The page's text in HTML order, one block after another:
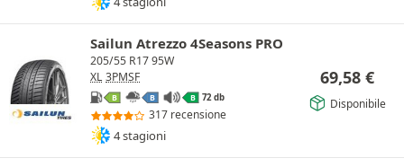
Sailun Atrezzo 4Seasons PRO
205/55 R17 95W
XL 3PMSF
B B B 72 db
317 recensione
4 stagioni
69,58 €
Disponibile